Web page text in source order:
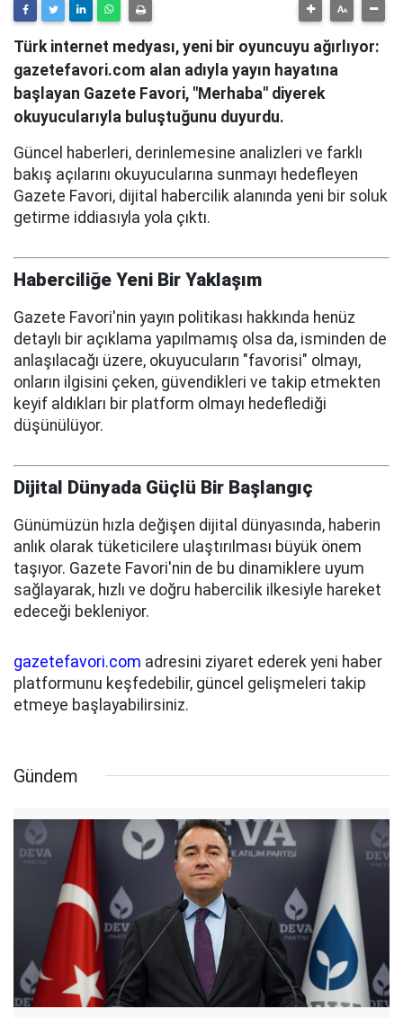
Türk internet medyası, yeni bir oyuncuyu ağırlıyor:
gazetefavori.com alan adıyla yayın hayatına
başlayan Gazete Favori, "Merhaba" diyerek
okuyucularıyla buluştuğunu duyurdu.
Güncel haberleri, derinlemesine analizleri ve farklı
bakış açılarını okuyucularına sunmayı hedefleyen
Gazete Favori, dijital habercilik alanında yeni bir soluk
getirme iddiasıyla yola çıktı.
Haberciliğe Yeni Bir Yaklaşım
Gazete Favori'nin yayın politikası hakkında henüz
detaylı bir açıklama yapılmamış olsa da, isminden de
anlaşılacağı üzere, okuyucuların "favorisi" olmayı,
onların ilgisini çeken, güvendikleri ve takip etmekten
keyif aldıkları bir platform olmayı hedeflediği
düşünülüyor.
Dijital Dünyada Güçlü Bir Başlangıç
Günümüzün hızla değişen dijital dünyasında, haberin
anlık olarak tüketicilere ulaştırılması büyük önem
taşıyor. Gazete Favori'nin de bu dinamiklere uyum
sağlayarak, hızlı ve doğru habercilik ilkesiyle hareket
edeceği bekleniyor.
gazetefavori.com adresini ziyaret ederek yeni haber
platformunu keşfedebilir, güncel gelişmeleri takip
etmeye başlayabilirsiniz.
Gündem